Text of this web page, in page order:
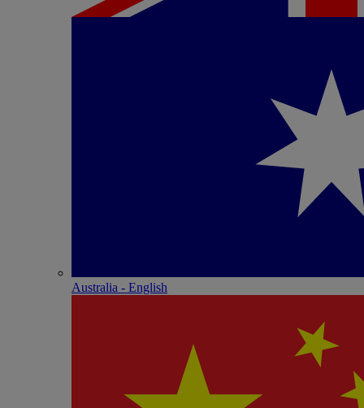
Australia - English